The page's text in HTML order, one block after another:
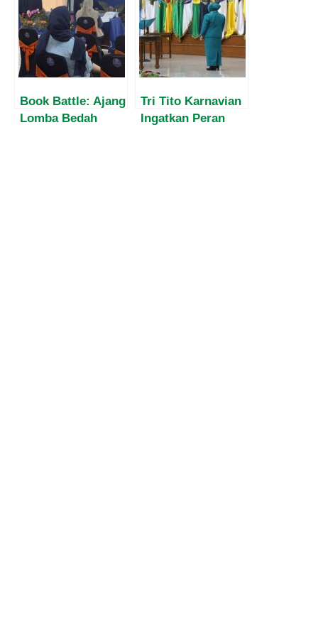
Digitalisasi Bisnis
UMKM Desa
Nambo Melalui
Pengabdian
Kepada
Book Battle: Ajang
Lomba Bedah
Tri Tito Karnavian
Ingatkan Peran